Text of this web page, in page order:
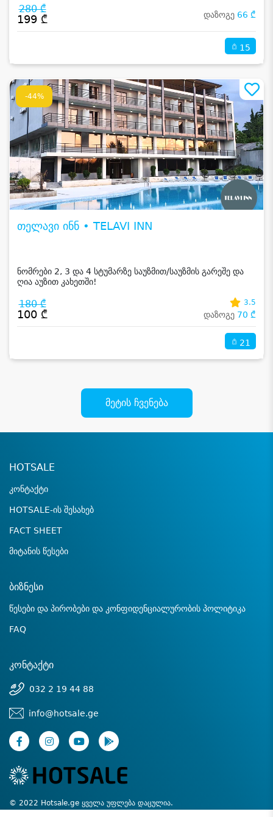
280 ₾
199 ₾ დაზოგე 66 ₾
15
-44%
თელავი ინნ • TELAVI INN
ნომრები 2, 3 და 4 სტუმარზე საუზმით/საუზმის გარეშე და
ღია აუზით კახეთში!
180 ₾
100 ₾
3.5
დაზოგე 70 ₾
21
მეტის ჩვენება
HOTSALE
კონტაქტი
HOTSALE-ის შესახებ
FACT SHEET
მიტანის წესები
ბიზნესი
წესები და პირობები და კონფიდენციალურობის პოლიტიკა
FAQ
კონტაქტი
032 2 19 44 88
info@hotsale.ge
© 2022 Hotsale.ge ყველა უფლება დაცულია.